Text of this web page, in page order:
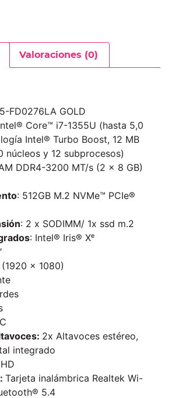
Valoraciones (0)
FD0276LA GOLD
Core™ i7-1355U (hasta 5,0
Intel® Turbo Boost, 12 MB
núcleos y 12 subprocesos)
DDR4-3200 MT/s (2 x 8 GB)
: 512GB M.2 NVMe™ PCIe®
: 2 x SODIMM/ 1x ssd m.2
: Intel® Iris® Xᵉ
x 1080)
2x Altavoces estéreo,
integrado
Tarjeta inalámbrica Realtek Wi-
5.4